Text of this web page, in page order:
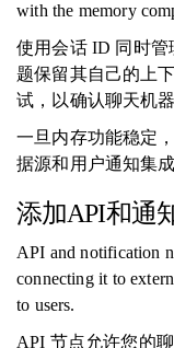
with the memory
使用会话 ID 同时
题保留其自己的上
试，以确认聊天机
一旦内存功能稳定
据源和用户通知集
添加API和通
API and notification
connecting it to
to users.
API 节点允许您的